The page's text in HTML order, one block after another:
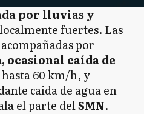
por lluvias y
fuertes. Las
por
caída de
hasta 60 km/h, y
caída de agua en
el parte delSMN.